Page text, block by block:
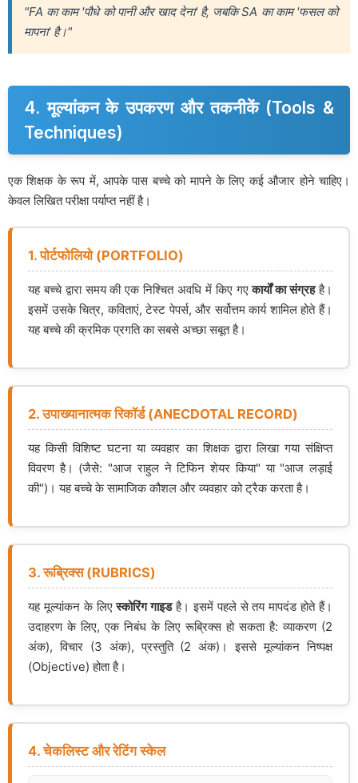
"FA का काम 'पौधे को पानी और खाद देना' है, जबकि SA का काम 'फसल को
मापना' है।"
4. मूल्यांकन के उपकरण और तकनीकें (Tools &
Techniques)
एक शिक्षक के रूप में, आपके पास बच्चे को मापने के लिए कई औजार होने चाहिए।
केवल लिखित परीक्षा पर्याप्त नहीं है।
1. पोर्टफोलियो (PORTFOLIO)
यह बच्चे द्वारा समय की एक निश्चित अवधि में किए गएकार्यों का संग्रहहै।
इसमें उसके चित्र, कविताएं, टेस्ट पेपर्स, और सर्वोत्तम कार्य शामिल होते हैं।
यह बच्चे की क्रमिक प्रगति का सबसे अच्छा सबूत है।
2. उपाख्यानात्मक रिकॉर्ड (ANECDOTAL RECORD)
यह किसी विशिष्ट घटना या व्यवहार का शिक्षक द्वारा लिखा गया संक्षिप्त
विवरण है। (जैसे: "आज राहुल ने टिफिन शेयर किया" या "आज लड़ाई
की")। यह बच्चे के सामाजिक कौशल और व्यवहार को ट्रैक करता है।
3. रूब्रिक्स (RUBRICS)
यह मूल्यांकन के लिएस्कोरिंग गाइडहै। इसमें पहले से तय मापदंड होते हैं।
उदाहरण के लिए, एक निबंध के लिए रूब्रिक्स हो सकता है: व्याकरण (2
अंक), विचार (3 अंक), प्रस्तुति (2 अंक)। इससे मूल्यांकन निष्पक्ष
(Objective) होता है।
4. चेकलिस्ट और रेटिंग स्केल